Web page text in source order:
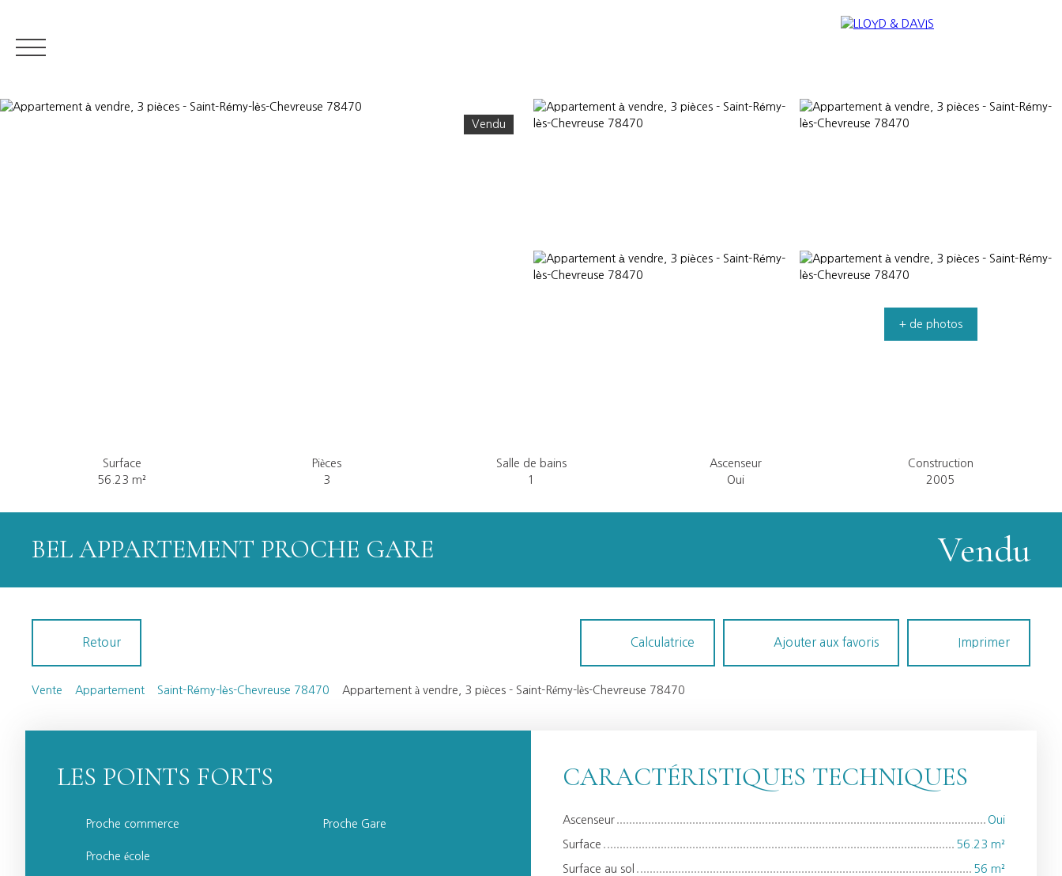
Vendu
+ de photos
Surface
56.23 m²
Pièces
3
Salle de bains
1
Ascenseur
Oui
Construction
2005
BEL APPARTEMENT PROCHE GARE Vendu
Retour Calculatrice Ajouter aux favoris Imprimer
Vente Appartement Saint-Rémy-lès-Chevreuse 78470 Appartement à vendre, 3 pièces - Saint-Rémy-lès-Chevreuse 78470
LES POINTS FORTS
Proche commerce Proche Gare
Proche école
CARACTÉRISTIQUES TECHNIQUES
Ascenseur Oui
Surface 56.23 m²
Surface au sol 56 m²